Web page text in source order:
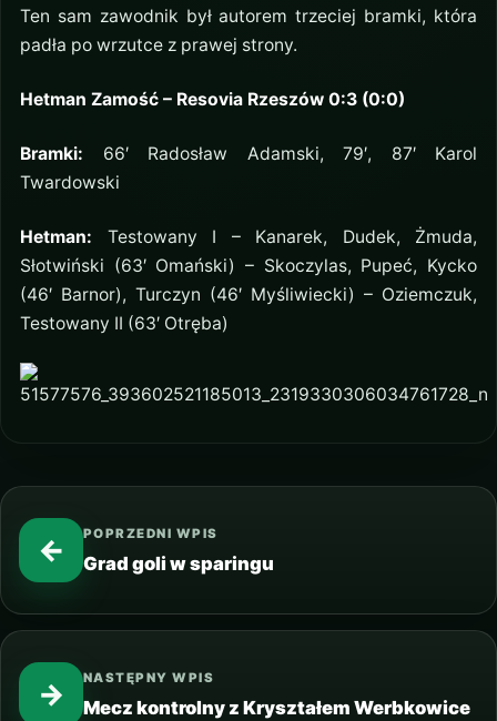
Ten sam zawodnik był autorem trzeciej bramki, która
padła po wrzutce z prawej strony.
Hetman Zamość – Resovia Rzeszów 0:3 (0:0)
Bramki: 66′ Radosław Adamski, 79′, 87′ Karol
Twardowski
Hetman: Testowany I – Kanarek, Dudek, Żmuda,
Słotwiński (63′ Omański) – Skoczylas, Pupeć, Kycko
(46′ Barnor), Turczyn (46′ Myśliwiecki) – Oziemczuk,
Testowany II (63′ Otręba)
← POPRZEDNI WPIS
Grad goli w sparingu
NASTĘPNY WPIS
Mecz kontrolny z Kryształem Werbkowice
→